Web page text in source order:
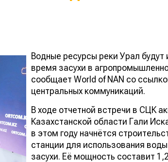
Водные ресурсы реки Урал будут
время засухи в
сообщает World of NAN со
центральных коммуникаций.
В ходе отчетной встречи в СЦК
Казахстанской области Гали
в этом году начнётся
станции для использования
засухи. Её мощность составит